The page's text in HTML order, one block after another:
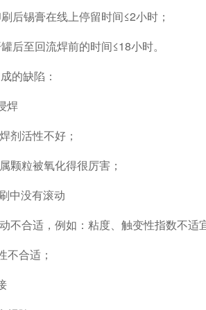
后锡膏在线上停留时间≤2小时；
后至回流焊前的时间≤18小时。
的缺陷：
焊
剂活性不好；
颗粒被氧化得很厉害；
中没有滚动
不合适，例如：粘度、触变性指数不适
不合适；